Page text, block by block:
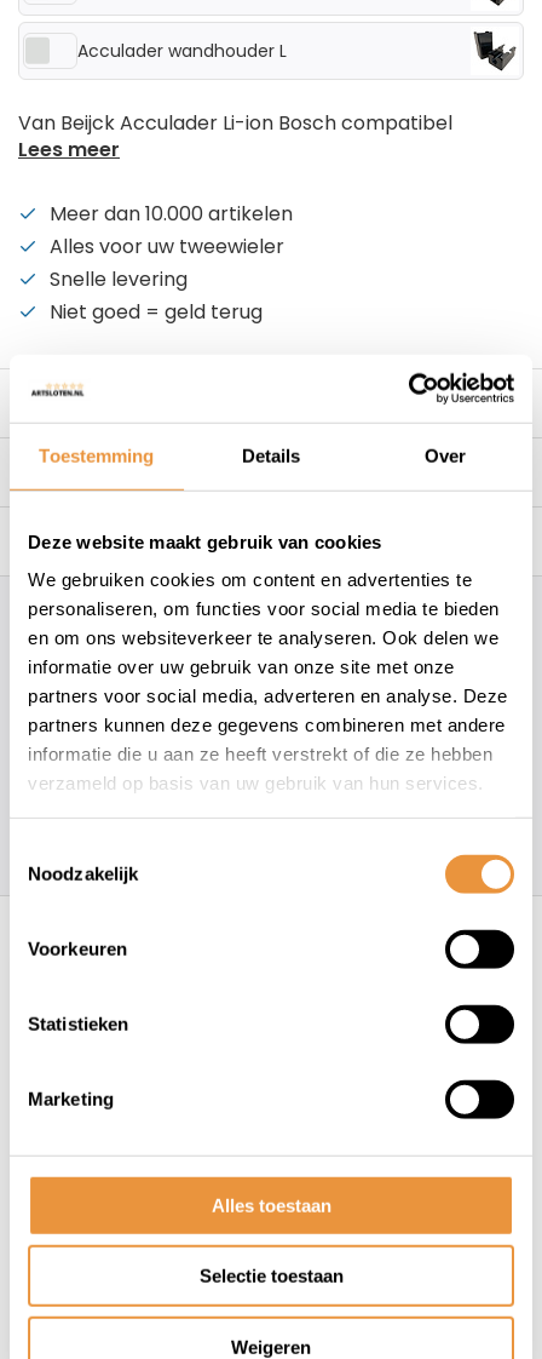
Toestemming Details Over
Deze website maakt gebruik van cookies
We gebruiken cookies om content en advertenties te
personaliseren, om functies voor social media te bieden
en om ons websiteverkeer te analyseren. Ook delen we
informatie over uw gebruik van onze site met onze
partners voor social media, adverteren en analyse. Deze
partners kunnen deze gegevens combineren met andere
informatie die u aan ze heeft verstrekt of die ze hebben
verzameld op basis van uw gebruik van hun services.
Noodzakelijk
Voorkeuren
Statistieken
Marketing
Alles toestaan
Selectie toestaan
Weigeren
Acculader wandhouder L
Van Beijck Acculader Li-ion Bosch compatibel
Lees meer
Meer dan 10.000 artikelen
Alles voor uw tweewieler
Snelle levering
Niet goed = geld terug
Beschrijving
Reviews 0/10
Gerelateerde producten
Hoe kunnen wij je helpen?
+31 78 780 2330
info@artsloten.nl
(0)
Acculader Li-ion Bosch
compatibel